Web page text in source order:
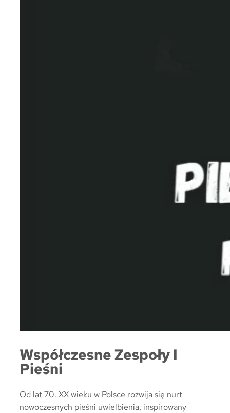
Współczesne Zespoły I
Pieśni
Od lat 70. XX wieku w Polsce rozwija się nurt
nowoczesnych pieśni uwielbienia, inspirowany